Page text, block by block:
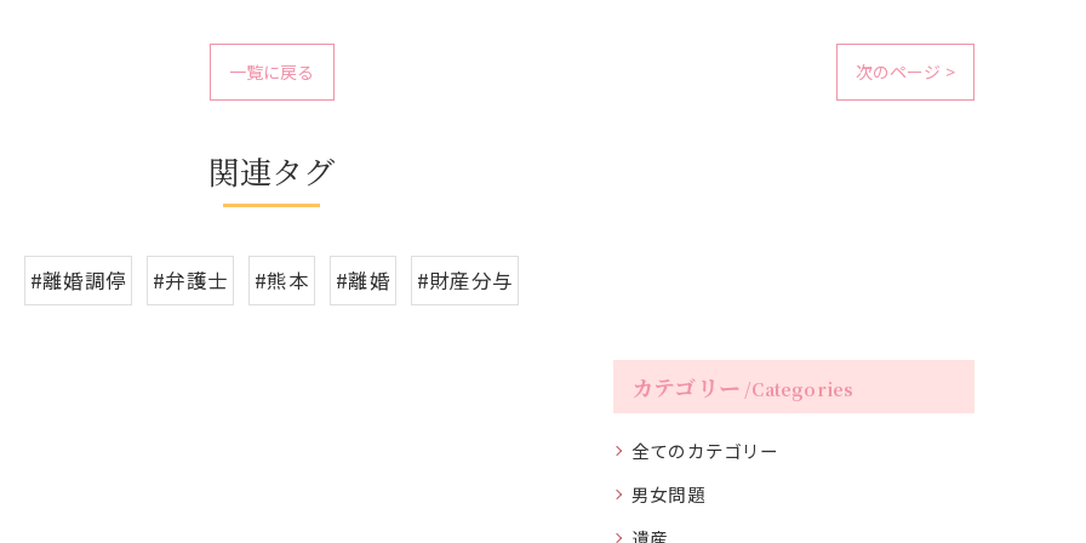
一覧に戻る 次のページ >
関連タグ
#離婚調停 #弁護士 #熊本 #離婚 #財産分与
カテゴリー Categories
全てのカテゴリー
男女問題
遺産